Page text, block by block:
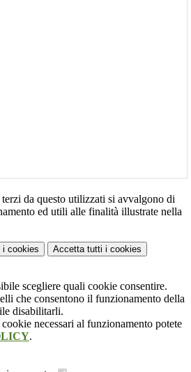
da questo utilizzati si avvalgono di
ed utili alle finalità illustrate nella
i cookies Accetta tutti i cookies
scegliere quali cookie consentire.
che consentono il funzionamento della
disabilitarli.
necessari al funzionamento potete
.